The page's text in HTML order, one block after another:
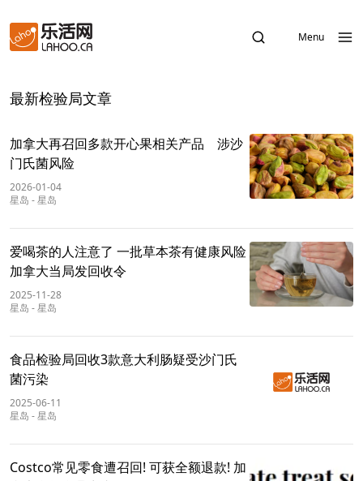
Menu
最新检验局文章
加拿大再召回多款开心果相关产品 涉沙
门氏菌风险
2026-01-04
星岛 -星岛
爱喝茶的人注意了 一批草本茶有健康风险
加拿大当局发回收令
2025-11-28
星岛 -星岛
食品检验局回收3款意大利肠疑受沙门氏
菌污染
2025-06-11
星岛 -星岛
Costco常见零食遭召回! 可获全额退款! 加